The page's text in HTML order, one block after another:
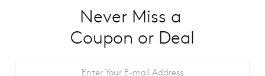
Never Miss a
Coupon or Deal